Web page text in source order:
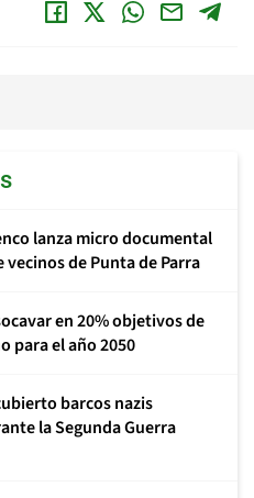
lanza micro documental
de Punta de Parra
en 20% objetivos de
para el año 2050
barcos nazis
la Segunda Guerra